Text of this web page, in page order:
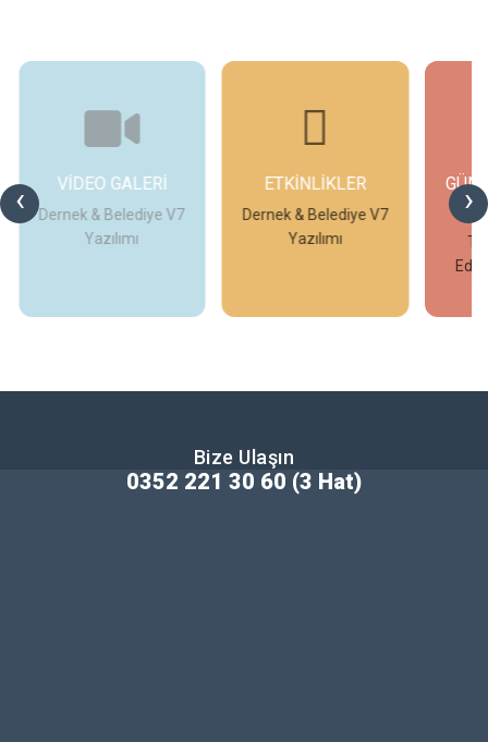
‹ ›
ETKİNLİKLER
Dernek & Belediye V7
Yazılımı
GÜNCEL DUYURU -
MESAJLAR
Temek Meslek
Bize Ulaşın
0352 221 30 60 (3 Hat)